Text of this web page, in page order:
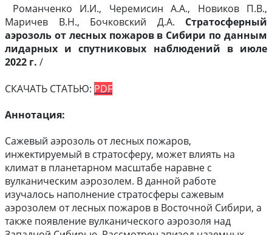
Романченко И.И., Черемисин А.А., Новиков П.В.,
Маричев В.Н., Бочковский Д.А. Стратосферный
аэрозоль от лесных пожаров в Сибири по данным
лидарных и спутниковых наблюдений в июле
2022 г. /
СКАЧАТЬ СТАТЬЮ: PDF
Аннотация:
Сажевый аэрозоль от лесных пожаров,
инжектируемый в стратосферу, может влиять на
климат в планетарном масштабе наравне с
вулканическим аэрозолем. В данной работе
изучалось наполнение стратосферы сажевым
аэрозолем от лесных пожаров в Восточной Сибири, а
также появление вулканического аэрозоля над